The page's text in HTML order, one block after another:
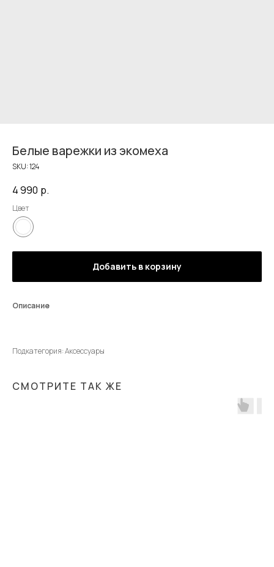
Белые варежки из экомеха
SKU:124
4 990 р.
Цвет
Добавить в корзину
Описание
Подкатегория: Аксессуары
СМОТРИТЕ ТАК ЖЕ